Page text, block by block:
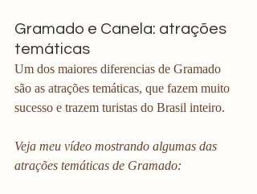
Gramado e Canela: atrações
temáticas
Um dos maiores diferencias de Gramado
são as atrações temáticas, que fazem muito
sucesso e trazem turistas do Brasil inteiro.
Veja meu vídeo mostrando algumas das
atrações temáticas de Gramado: